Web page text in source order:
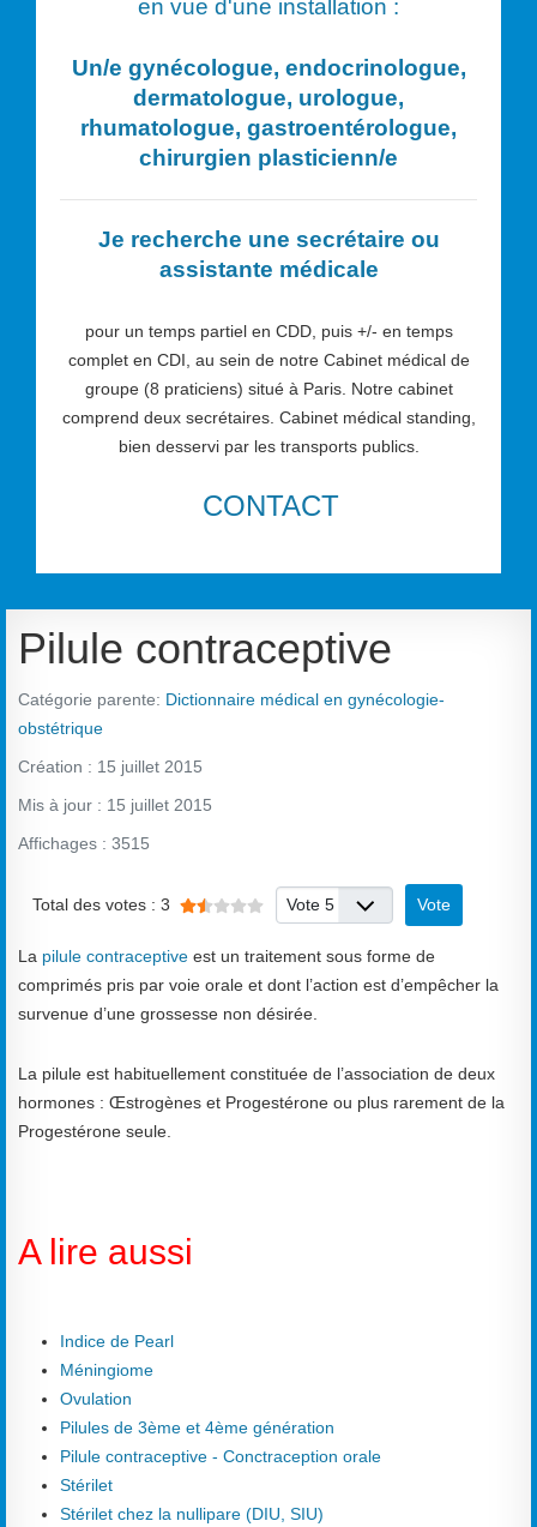
en vue d'une installation :
Un/e gynécologue, endocrinologue,
dermatologue, urologue,
rhumatologue, gastroentérologue,
chirurgien plasticienn/e
Je recherche une secrétaire ou
assistante médicale
pour un temps partiel en CDD, puis +/- en temps
complet en CDI, au sein de notre Cabinet médical de
groupe (8 praticiens) situé à Paris. Notre cabinet
comprend deux secrétaires. Cabinet médical standing,
bien desservi par les transports publics.
CONTACT
Pilule contraceptive
Catégorie parente: Dictionnaire médical en gynécologie-
obstétrique
Création : 15 juillet 2015
Mis à jour : 15 juillet 2015
Affichages : 3515
Total des votes : 3 Veuillez voter
La pilule contraceptive est un traitement sous forme de
comprimés pris par voie orale et dont l’action est d’empêcher la
survenue d’une grossesse non désirée.
La pilule est habituellement constituée de l’association de deux
hormones : Œstrogènes et Progestérone ou plus rarement de la
Progestérone seule.
A lire aussi
Indice de Pearl
Méningiome
Ovulation
Pilules de 3ème et 4ème génération
Pilule contraceptive - Conctraception orale
Stérilet
Stérilet chez la nullipare (DIU, SIU)